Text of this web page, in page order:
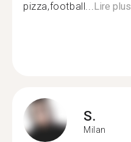
pizza,football...Lire plus
S.
Milan